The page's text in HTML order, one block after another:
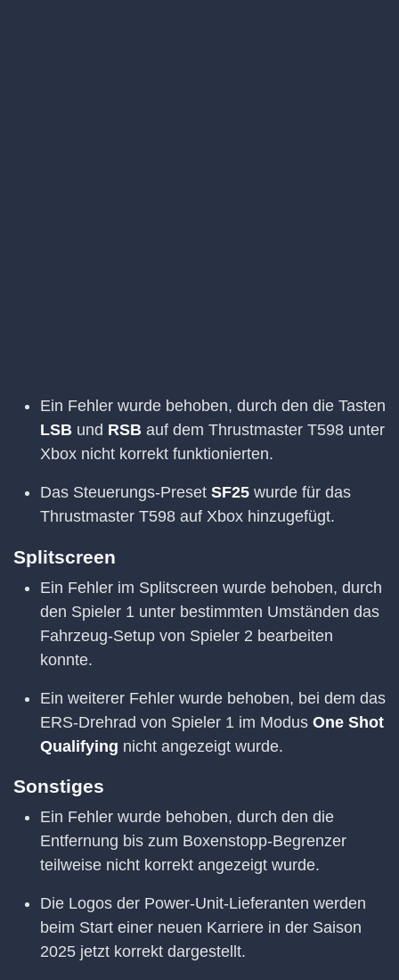
Ein Fehler wurde behoben, durch den die Tasten
LSB und RSB auf dem Thrustmaster T598 unter
Xbox nicht korrekt funktionierten.
Das Steuerungs-Preset SF25 wurde für das
Thrustmaster T598 auf Xbox hinzugefügt.
Splitscreen
Ein Fehler im Splitscreen wurde behoben, durch
den Spieler 1 unter bestimmten Umständen das
Fahrzeug-Setup von Spieler 2 bearbeiten
konnte.
Ein weiterer Fehler wurde behoben, bei dem das
ERS-Drehrad von Spieler 1 im Modus One Shot
Qualifying nicht angezeigt wurde.
Sonstiges
Ein Fehler wurde behoben, durch den die
Entfernung bis zum Boxenstopp-Begrenzer
teilweise nicht korrekt angezeigt wurde.
Die Logos der Power-Unit-Lieferanten werden
beim Start einer neuen Karriere in der Saison
2025 jetzt korrekt dargestellt.